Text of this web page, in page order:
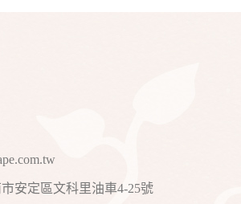
安定區文科里油車4-25號